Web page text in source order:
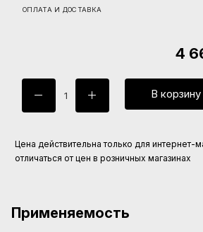
ОПЛАТА И ДОСТАВКА
4
В корзину
Цена действительна только для интернет-
отличаться от цен в розничных магазинах
Применяемость